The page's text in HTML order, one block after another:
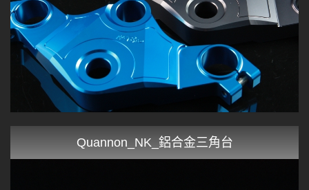
Quannon_NK_鋁合金三角台